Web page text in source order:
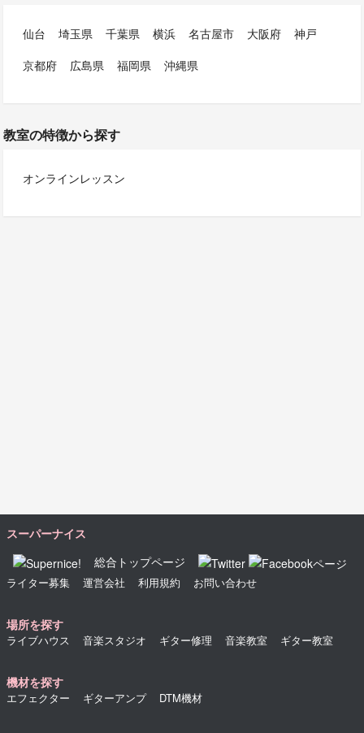
仙台 埼玉県 千葉県 横浜 名古屋市 大阪府
神戸
京都府
広島県 福岡県 沖縄県
教室の特徴から探す
オンラインレッスン
スーパーナイス
総合トップページ
ライター募集 運営会社 利用規約 お問い合わせ
場所を探す
ライブハウス 音楽スタジオ ギター修理 音楽教室 ギター教室
機材を探す
エフェクター ギターアンプ DTM機材